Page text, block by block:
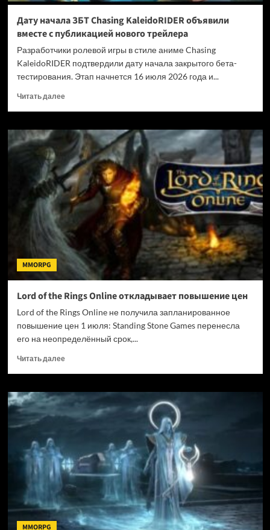
Дату начала ЗБТ Chasing KaleidoRIDER объявили
вместе с публикацией нового трейлера
Разработчики ролевой игры в стиле аниме Chasing
KaleidoRIDER подтвердили дату начала закрытого бета-
тестирования. Этап начнется 16 июля 2026 года и...
Читать далееПрочитать
Дату
начала
ЗБТ
Chasing
KaleidoRIDER
объявили
вместе
с
публикацией
нового
трейлера
MMORPG
Lord of the Rings Online откладывает повышение цен
Lord of the Rings Online не получила запланированное
повышение цен 1 июля: Standing Stone Games перенесла
его на неопределённый срок,...
Читать далееПрочитать
Lord
the
откладывает
повышение
цен
MMORPG